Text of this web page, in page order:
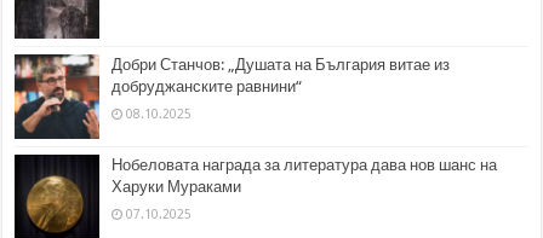
Добри Станчов: „Душата на България витае из
добруджанските равнини“
08.10.2025
Нобеловата награда за литература дава нов шанс на
Харуки Мураками
07.10.2025